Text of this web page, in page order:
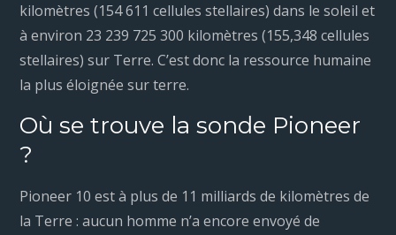
kilomètres (154 611 cellules stellaires) dans le soleil et
à environ 23 239 725 300 kilomètres (155,348 cellules
stellaires) sur Terre. C’est donc la ressource humaine
la plus éloignée sur terre.
Où se trouve la sonde Pioneer
?
Pioneer 10 est à plus de 11 milliards de kilomètres de
la Terre : aucun homme n’a encore envoyé de